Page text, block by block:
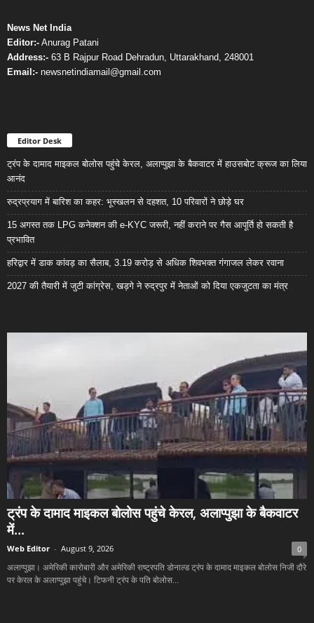
News Net India
Editor:- Anurag Patani
Address:- 63 B Rajpur Road Dehradun, Uttarakhand, 248001
Email:- newsnetindiamail@gmail.com
Editor Desk
ट्रंप के दामाद माइकल बोलोस पहुंचे केरल, अलाप्पुझा के बैकवाटर में हाउसबोट क्रूज का लिया
आनंद
रुद्रप्रयाग में बारिश का कहर: भूस्खलन से दहशत, 10 परिवारों ने छोड़े घर
15 अगस्त तक LPG कनेक्शन की e-KYC जरूरी, नहीं कराने पर गैस आपूर्ति हो सकती है
प्रभावित
हरिद्वार में डाक कांवड़ का सैलाब, 3.19 करोड़ से अधिक शिवभक्त गंगाजल लेकर रवाना
2027 की तैयारी में जुटी कांग्रेस, खड़गे ने रुद्रपुर में नेताओं को दिया एकजुटता का मंत्र
ट्रंप के दामाद माइकल बोलोस पहुंचे केरल, अलाप्पुझा के बैकवाटर
में...
Web Editor - August 9, 2026 0
अलाप्पुझा। अमेरिकी कारोबारी और अमेरिकी राष्ट्रपति डोनाल्ड ट्रंप के दामाद माइकल बोलोस निजी दौरे
पर केरल के अलाप्पुझा पहुंचे। टिफनी ट्रंप के पति बोलोस...